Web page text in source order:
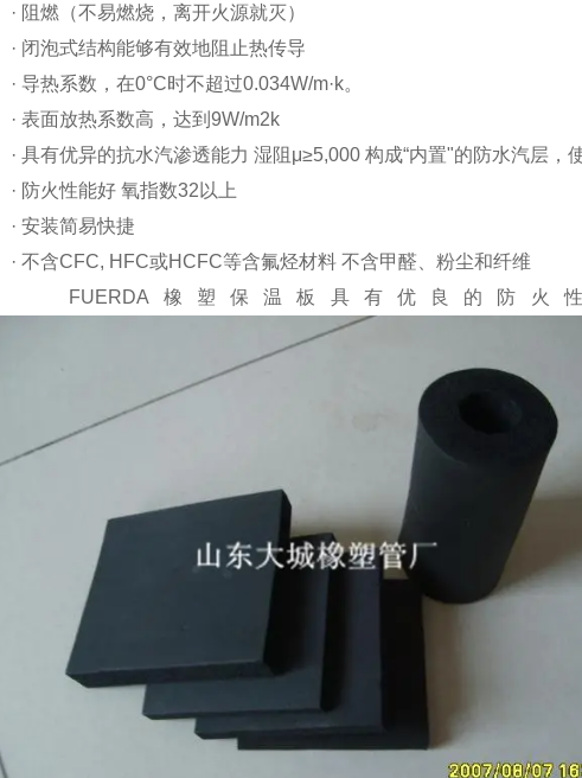
· 阻燃（不易燃烧，离开火源就灭）
· 闭泡式结构能够有效地阻止热传导
· 导热系数，在0°C时不超过0.034W/m·k。
· 表面放热系数高，达到 9W/m2k
· 具有优异的抗水汽渗透能力 湿阻 μ≥5,000 构成“内置"的防水汽层，
· 防火性能好 氧指数32 以上
· 安装简易快捷
· 不含CFC, HFC或HCFC等含氟烃材料 不含甲醛、粉尘和纤维
FUERDA 橡塑保温板具有优良的防火